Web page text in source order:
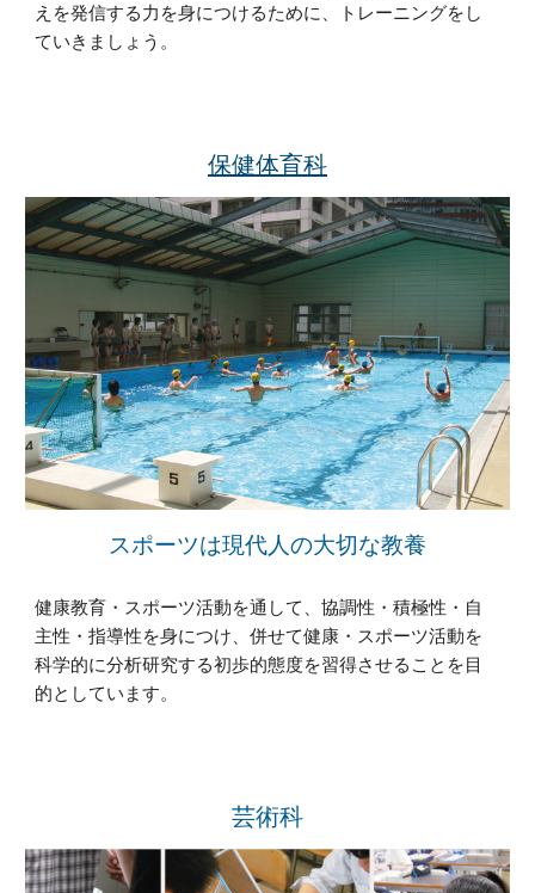
えを発信する力を身につけるために、トレーニングをし
ていきましょう。
保健体育科
スポーツは現代人の大切な教養
健康教育・スポーツ活動を通して、協調性・積極性・自
主性・指導性を身につけ、併せて健康・スポーツ活動を
科学的に分析研究する初歩的態度を習得させることを目
的としています。
芸術科